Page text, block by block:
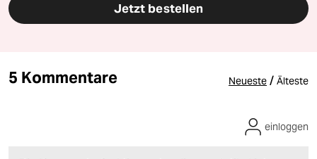
Jetzt bestellen
5 Kommentare Neueste / Älteste
einloggen